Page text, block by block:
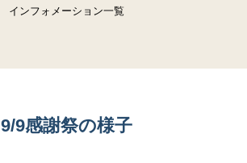
インフォメーション一覧
9/9感謝祭の様子